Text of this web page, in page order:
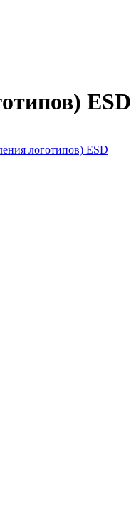
ESD